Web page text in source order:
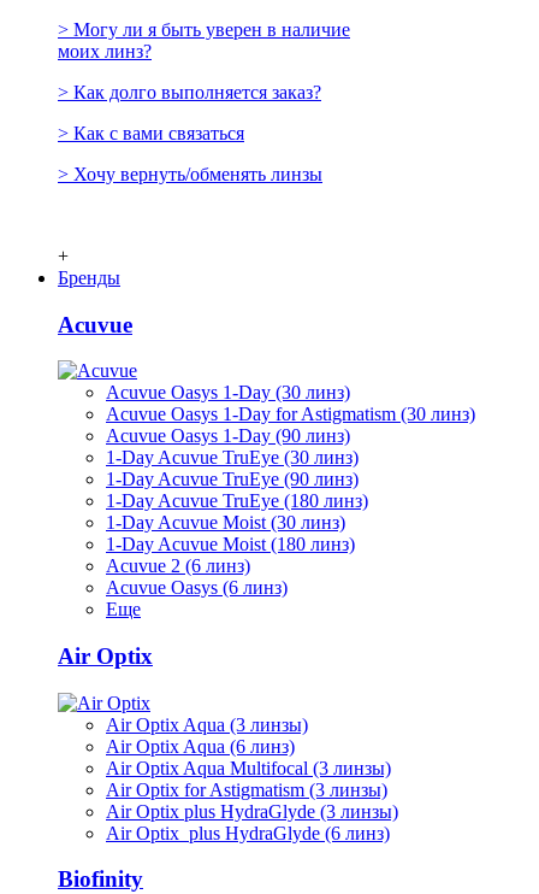
> Могу ли я быть уверен в наличие
моих линз?
> Как долго выполняется заказ?
> Как с вами связаться
> Хочу вернуть/обменять линзы
+
Бренды
Acuvue
Acuvue Oasys 1-Day (30 линз)
Acuvue Oasys 1-Day for Astigmatism (30 линз)
Acuvue Oasys 1-Day (90 линз)
1-Day Acuvue TruEye (30 линз)
1-Day Acuvue TruEye (90 линз)
1-Day Acuvue TruEye (180 линз)
1-Day Acuvue Moist (30 линз)
1-Day Acuvue Moist (180 линз)
Acuvue 2 (6 линз)
Acuvue Oasys (6 линз)
Еще
Air Optix
Air Optix Aqua (3 линзы)
Air Optix Aqua (6 линз)
Air Optix Aqua Multifocal (3 линзы)
Air Optix for Astigmatism (3 линзы)
Air Optix plus HydraGlyde (3 линзы)
Air Optix plus HydraGlyde (6 линз)
Biofinity